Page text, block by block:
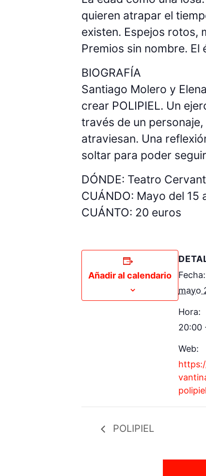
quieren atrapar el
existen. Espejos rotos,
Premios sin nombre.
BIOGRAFÍA
Santiago Molero y
crear POLIPIEL. Un
través de un
atraviesan. Una
soltar para poder
DÓNDE: Teatro
CUÁNDO: Mayo del 15
CUÁNTO: 20 euros
Añadir al calendario
Fecha:
mayo
Hora:
20:00
Web:
POLIPIEL